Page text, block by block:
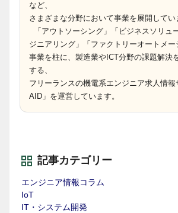
など、
さまざまな分野において事業を展開してい
「アウトソーシング」「ビジネスソリュ
ジニアリング」「ファクトリーオートメ
事業を柱に、製造業やICT分野の課題解決
する、
フリーランスの機電系エンジニア求人情
AID」を運営しています。
記事カテゴリー
エンジニア情報コラム
IoT
IT・システム開発